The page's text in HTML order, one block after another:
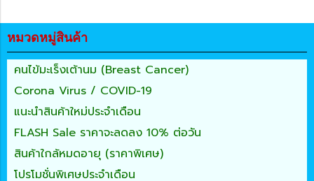
หมวดหมู่สินค้า
คนไข้มะเร็งเต้านม (Breast Cancer)
Corona Virus / COVID-19
แนะนำสินค้าใหม่ประจำเดือน
FLASH Sale ราคาจะลดลง 10% ต่อวัน
สินค้าใกล้หมดอายุ (ราคาพิเศษ)
โปรโมชั่นพิเศษประจำเดือน